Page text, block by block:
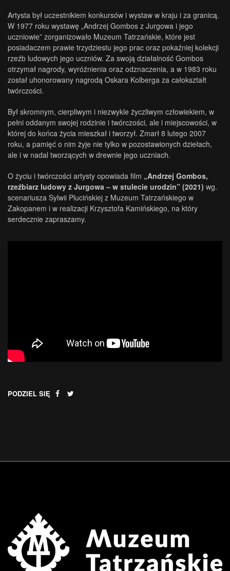
Artysta był uczestnikiem konkursów i wystaw w kraju i za granicą.
W 1977 roku wystawę „Andrzej Gombos z Jurgowa i jego
uczniowie” zorganizowało Muzeum Tatrzańskie, które jest
posiadaczem prawie trzydziestu jego prac oraz pokaźniej kolekcji
rzeźb ludowych jego uczniów. Za swoją działalność Gombos
otrzymał nagrody, wyróżnienia oraz odznaczenia, a w 1983 roku
został uhonorowany nagrodą Oskara Kolberga za całokształt
twórczości.
Był skromnym, cierpliwym i niezwykle życzliwym człowiekiem, w
pełni oddanym swojej rodzinie i twórczości, ale i miejscowości, w
której do końca życia mieszkał i tworzył. Zmarł 8 lutego 2007
roku, a pamięć o nim żyje nie tylko w pozostawionych dziełach,
ale i w nadal tworzących w drewnie jego uczniach.
O życiu i twórczości artysty opowiada film „Andrzej Gombos,
rzeźbiarz ludowy z Jurgowa – w stulecie urodzin” (2021) wg.
scenariusza Sylwii Plucińskiej z Muzeum Tatrzańskiego w
Zakopanem i w realizacji Krzysztofa Kamińskiego, na który
serdecznie zapraszamy.
PODZIEL SIĘ